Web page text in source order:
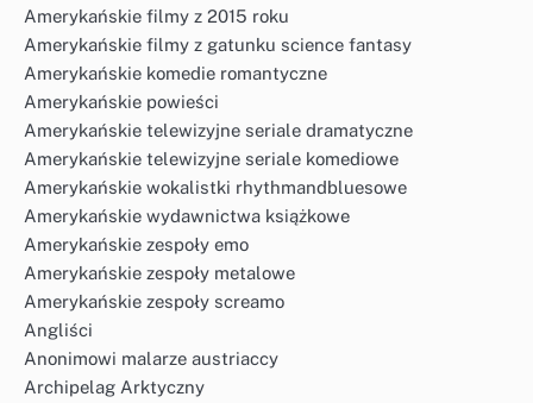
Amerykańskie filmy z 2015 roku
Amerykańskie filmy z gatunku science fantasy
Amerykańskie komedie romantyczne
Amerykańskie powieści
Amerykańskie telewizyjne seriale dramatyczne
Amerykańskie telewizyjne seriale komediowe
Amerykańskie wokalistki rhythmandbluesowe
Amerykańskie wydawnictwa książkowe
Amerykańskie zespoły emo
Amerykańskie zespoły metalowe
Amerykańskie zespoły screamo
Angliści
Anonimowi malarze austriaccy
Archipelag Arktyczny